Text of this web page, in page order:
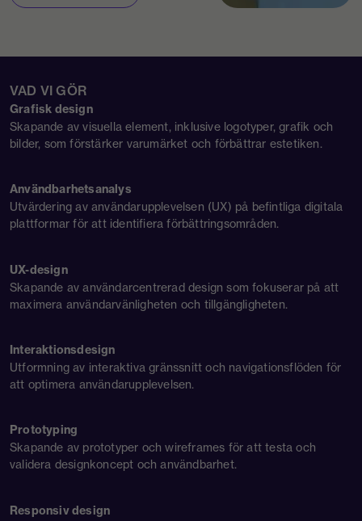
VAD VI GÖR
Grafisk design
Skapande av visuella element, inklusive logotyper, grafik och
bilder, som förstärker varumärket och förbättrar estetiken.
Användbarhetsanalys
Utvärdering av användarupplevelsen (UX) på befintliga digitala
plattformar för att identifiera förbättringsområden.
UX-design
Skapande av användarcentrerad design som fokuserar på att
maximera användarvänligheten och tillgängligheten.
Interaktionsdesign
Utformning av interaktiva gränssnitt och navigationsflöden för
att optimera användarupplevelsen.
Prototyping
Skapande av prototyper och wireframes för att testa och
validera designkoncept och användbarhet.
Responsiv design